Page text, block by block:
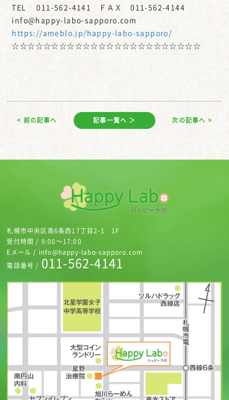
TEL 011-562-4141 ＦＡＸ 011-562-4144
info@happy-labo-sapporo.com
https://ameblo.jp/happy-labo-sapporo/
☆☆☆☆☆☆☆☆☆☆☆☆☆☆☆☆☆☆☆☆☆☆☆☆
< 前の記事へ 記事一覧へ ＞ 次の記事へ >
札幌市中央区南6条西17丁目2-1 1F
受付時間 / 9:00～17:00
Eメール / info@happy-labo-sapporo.com
電話番号 / 011-562-4141